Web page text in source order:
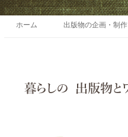
ホーム 出版物の企画・制作